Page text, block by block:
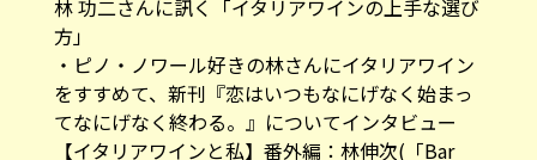
林 功二さんに訊く「イタリアワインの上手な選び
方」
・ ピノ・ノワール好きの林さんにイタリアワイン
をすすめて、新刊『恋はいつもなにげなく始まっ
てなにげなく終わる。』についてインタビュー
【イタリアワインと私】番外編：林伸次(「Bar